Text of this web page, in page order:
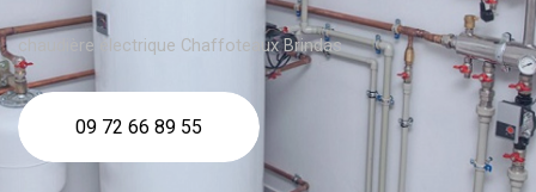
chaudière électrique Chaffoteaux Brindas
09 72 66 89 55